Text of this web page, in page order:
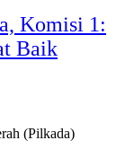
Komisi 1:
Baik
(Pilkada)